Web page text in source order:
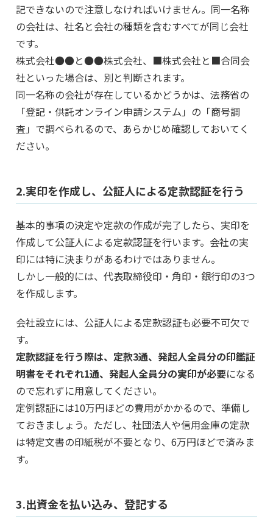
記できないので注意しなければいけません。同一名称
の会社は、社名と会社の種類を含むすべてが同じ会社
です。
株式会社●●と●●株式会社、■株式会社と■合同会
社といった場合は、別と判断されます。
同一名称の会社が存在しているかどうかは、法務省の
「登記・供託オンライン申請システム」の「商号調
査」で調べられるので、あらかじめ確認しておいてく
ださい。
2.実印を作成し、公証人による定款認証を行う
基本的事項の決定や定款の作成が完了したら、実印を
作成して公証人による定款認証を行います。会社の実
印には特に決まりがあるわけではありません。
しかし一般的には、代表取締役印・角印・銀行印の3つ
を作成します。
会社設立には、公証人による定款認証も必要不可欠で
す。
定款認証を行う際は、定款3通、発起人全員分の印鑑証
明書をそれぞれ1通、発起人全員分の実印が必要になる
ので忘れずに用意してください。
定例認証には10万円ほどの費用がかかるので、準備し
ておきましょう。ただし、社団法人や信用金庫の定款
は特定文書の印紙税が不要となり、6万円ほどで済みま
す。
3.出資金を払い込み、登記する